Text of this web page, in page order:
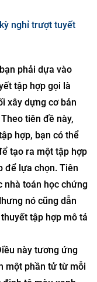
ta mọc lại.
nghỉ trượt tuyết
phải dựa vào
tập hợp gọi là
xây dựng cơ bản
tiên đề này,
hợp, bạn có thể
tạo ra một tập hợp
toán học chứng
nó cũng dẫn
tập hợp mô tả